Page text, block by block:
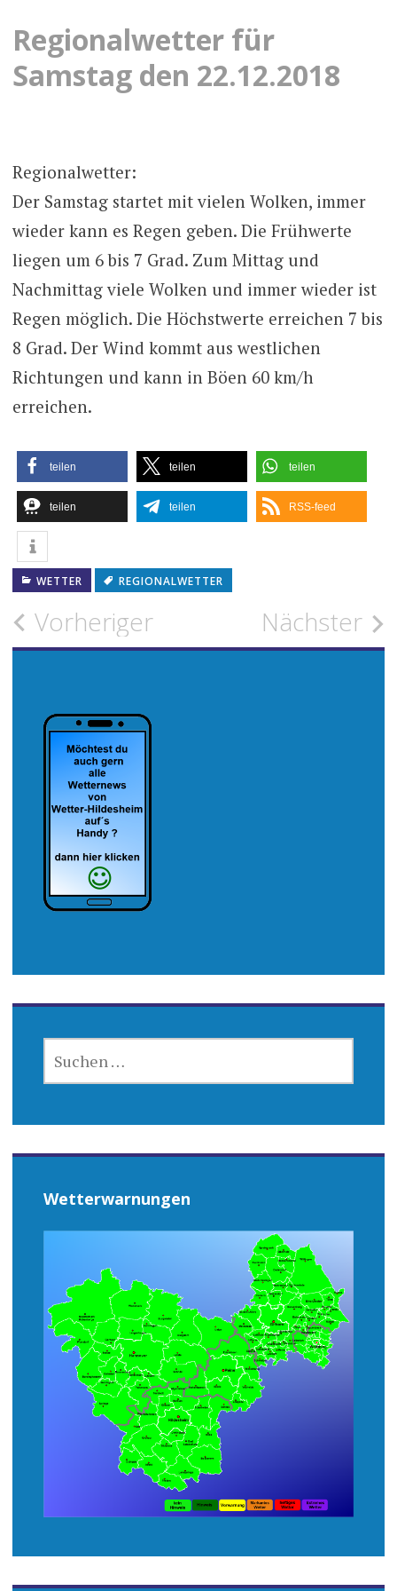
Regionalwetter für
Samstag den 22.12.2018
Regionalwetter:
Der Samstag startet mit vielen Wolken, immer
wieder kann es Regen geben. Die Frühwerte
liegen um 6 bis 7 Grad. Zum Mittag und
Nachmittag viele Wolken und immer wieder ist
Regen möglich. Die Höchstwerte erreichen 7 bis
8 Grad. Der Wind kommt aus westlichen
Richtungen und kann in Böen 60 km/h
erreichen.
teilen teilen teilen
teilen teilen RSS-feed
WETTER REGIONALWETTER
Beitragsnavigation
Vorheriger Nächster
NACH:
Wetterwarnungen